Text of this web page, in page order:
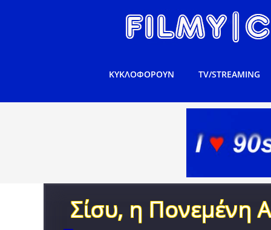
ΚΥΚΛΟΦΟΡΟΥΝ TV/STREAMING
Σίσυ, η Πονεμένη